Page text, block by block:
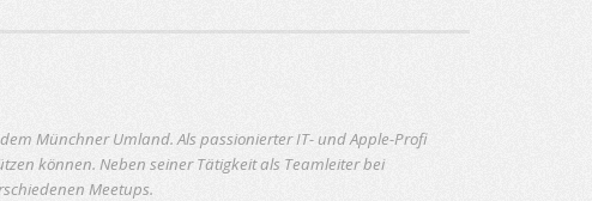
Münchner Umland. Als passionierter IT- und Apple-Profi
können. Neben seiner Tätigkeit als Teamleiter bei
Meetups.